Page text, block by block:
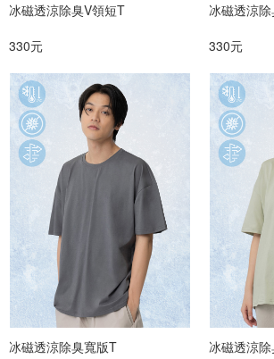
冰磁透涼除臭V領短T
330元
冰磁透涼
330元
冰磁透涼除臭寬版T
冰磁透涼